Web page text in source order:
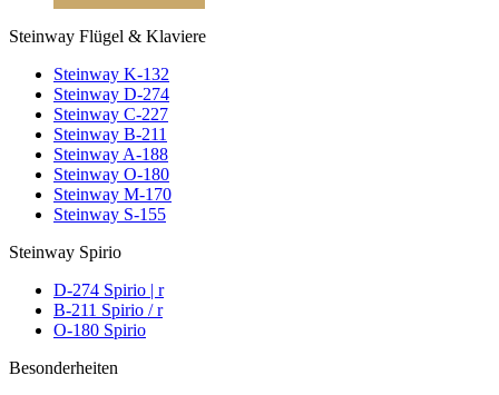
Steinway Flügel & Klaviere
Steinway K-132
Steinway D-274
Steinway C-227
Steinway B-211
Steinway A-188
Steinway O-180
Steinway M-170
Steinway S-155
Steinway Spirio
D-274 Spirio | r
B-211 Spirio / r
O-180 Spirio
Besonderheiten